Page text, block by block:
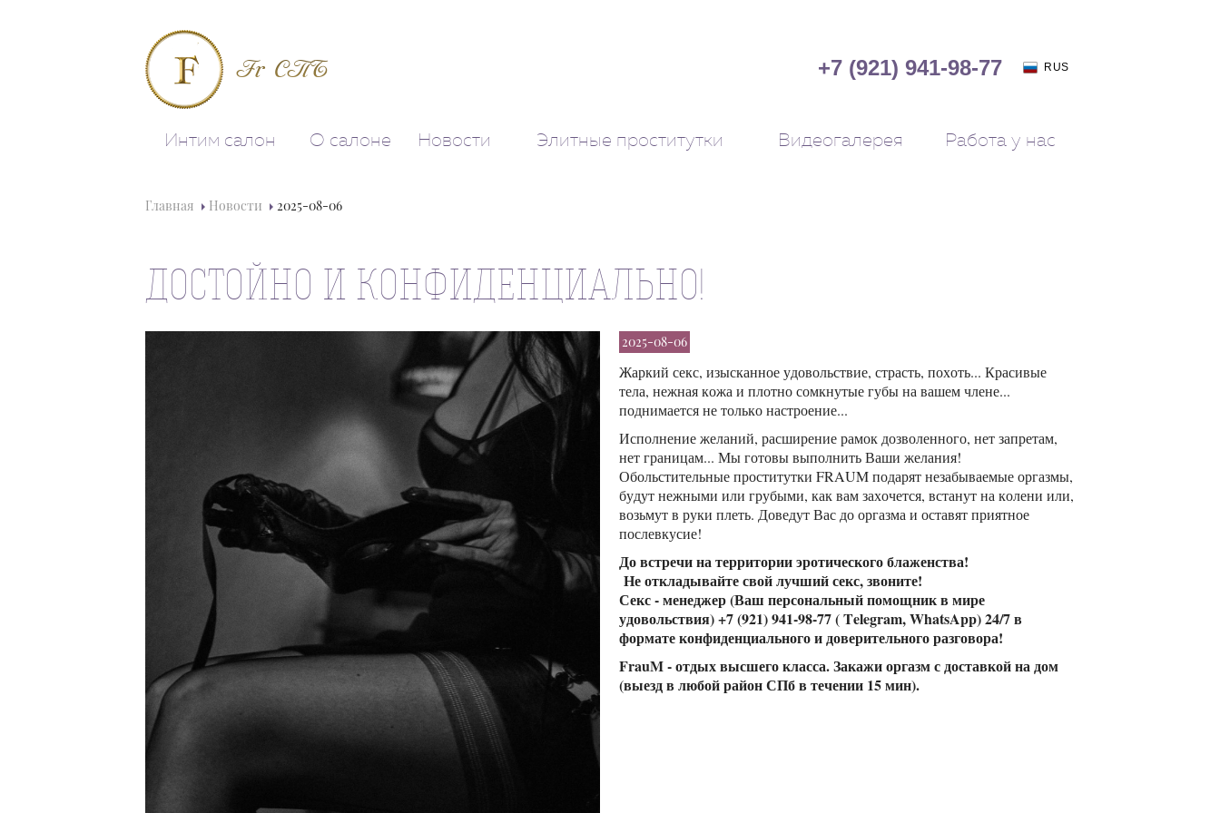
Fr СПБ +7 (921) 941-98-77 RUS
Интим салон О салоне Новости Элитные проститутки Видеогалерея Работа у нас
Главная Новости 2025-08-06
ДОСТОЙНО И КОНФИДЕНЦИАЛЬНО!
2025-08-06
Жаркий секс, изысканное удовольствие, страсть, похоть... Красивые
тела, нежная кожа и плотно сомкнутые губы на вашем члене...
поднимается не только настроение...
Исполнение желаний, расширение рамок дозволенного, нет запретам,
нет границам... Мы готовы выполнить Ваши желания!
Обольстительные проститутки FRAUM подарят незабываемые оргазмы,
будут нежными или грубыми, как вам захочется, встанут на колени или,
возьмут в руки плеть. Доведут Вас до оргазма и оставят приятное
послевкусие!
До встречи на территории эротического блаженства!
Не откладывайте свой лучший секс, звоните!
Секс - менеджер (Ваш персональный помощник в мире
удовольствия) +7 (921) 941-98-77 ( Telegram, WhatsApp) 24/7 в
формате конфиденциального и доверительного разговора!
FrauM - отдых высшего класса. Закажи оргазм с доставкой на дом
(выезд в любой район СПб в течении 15 мин).